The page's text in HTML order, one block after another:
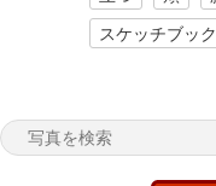
スケッチブック